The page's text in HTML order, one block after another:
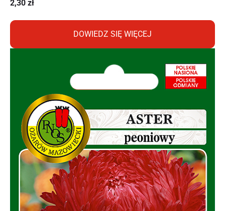
2,30 zł
DOWIEDZ SIĘ WIĘCEJ